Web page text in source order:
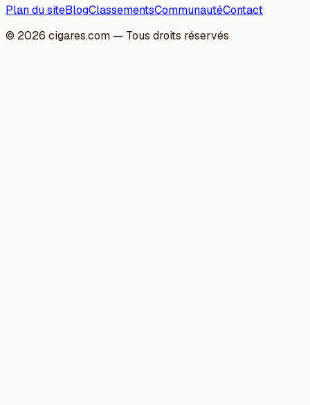
Plan du siteBlogClassementsCommunautéContact
© 2026 cigares.com — Tous droits réservés